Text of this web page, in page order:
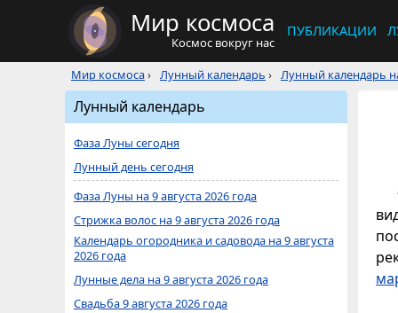
Мир космоса
Космос вокруг нас
ПУБЛИКАЦИИ
Мир космоса› Лунный календарь › Лунный календарь
Лунный календарь
Фаза Луны сегодня
Лунный день сегодня
Фаза Луны на 9 августа 2026 года
Стрижка волос на 9 августа 2026 года
Календарь огородника и садовода на 9 августа
2026 года
Лунные дела на 9 августа 2026 года
Свадьба 9 августа 2026 года